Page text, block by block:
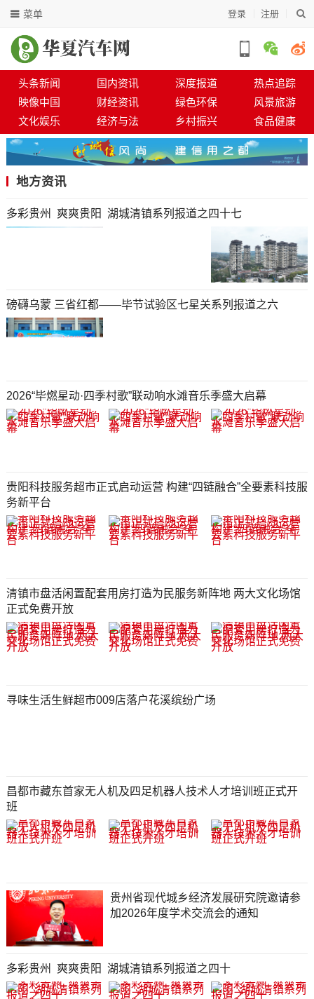
登录 注册
菜单
头条新闻 国内资讯 深度报道
热点追踪
映像中国
财经资讯 绿色环保
风景旅游
文化娱乐
经济与法 乡村振兴 食品健康
地方资讯
多彩贵州 爽爽贵阳 湖城清镇系列报道之四十七
磅礴乌蒙 三省红都——毕节试验区七星关系列报道之六
2026“毕燃星动·四季村歌”联动响水滩音乐季盛大启幕
贵阳科技服务超市正式启动运营 构建“四链融合”全要素科技服
务新平台
清镇市盘活闲置配套用房打造为民服务新阵地 两大文化场馆
正式免费开放
寻味生活生鲜超市009店落户花溪缤纷广场
昌都市藏东首家无人机及四足机器人技术人才培训班正式开
班
贵州省现代城乡经济发展研究院邀请参
加2026年度学术交流会的通知
多彩贵州 爽爽贵阳 湖城清镇系列报道之四十